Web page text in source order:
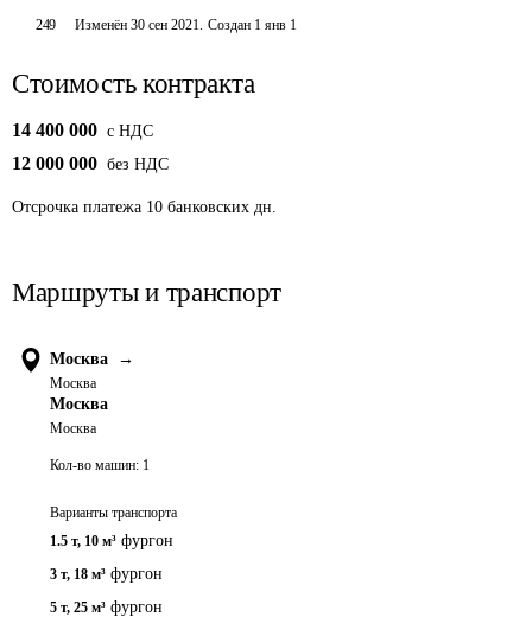
249 Изменён30 сен 2021. Создан 1 янв 1
Стоимость контракта
14 400 000 c НДС
12 000 000 без НДС
Отсрочка платежа 10 банковских дн.
Маршруты и транспорт
Москва →
Москва
Москва
Москва
Кол-во машин: 1
Варианты транспорта
1.5 т, 10 м³ фургон
3 т, 18 м³ фургон
5 т, 25 м³ фургон